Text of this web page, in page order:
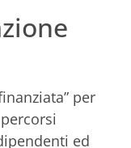
per
ed